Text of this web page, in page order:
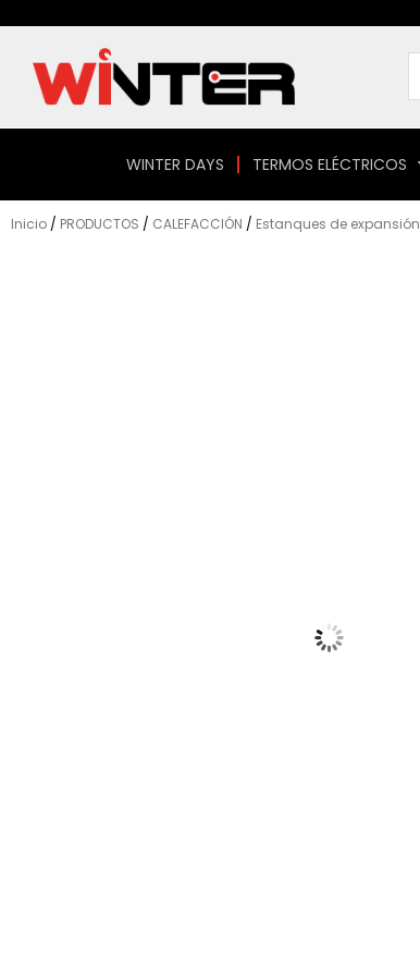
contenido
WINTER DAYS TERMOS ELÉCTRICOS
Inicio / PRODUCTOS / CALEFACCIÓN / Estanques de expansión